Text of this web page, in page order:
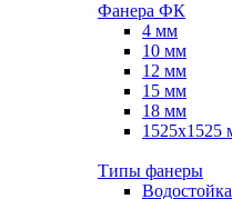
Фанера ФК
4 мм
10 мм
12 мм
15 мм
18 мм
1525х1525
Типы фанеры